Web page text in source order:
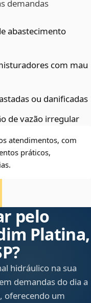
demandas
abastecimento
com mau
ou danificadas
de vazão irregular
atendimentos, com
práticos,
pelo
Platina,
hidráulico na sua
demandas do dia a
oferecendo um